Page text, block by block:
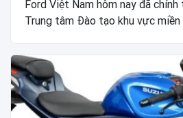
Ford Việt Nam hôm nay đã
Trung tâm Đào tạo khu vực miền